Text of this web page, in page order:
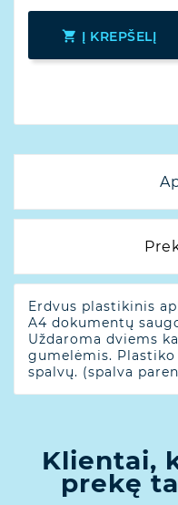
 Į KREPŠELĮ
Erdvus plastikinis
A4 dokumentų
Uždaroma dviems
gumelėmis.
spalvų. (spalva
Klientai,
prekę